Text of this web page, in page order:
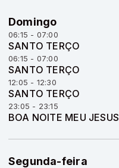
Domingo
06:15 - 07:00
SANTO TERÇO
06:15 - 07:00
SANTO TERÇO
12:05 - 12:30
SANTO TERÇO
23:05 - 23:15
BOA NOITE MEU JESUS
Segunda-feira